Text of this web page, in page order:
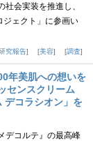
会実装を推進し、
ジェクト」に参画い
究報告 美容 調査
年美肌への想いを
センスクリーム
デコラシオン」を
デコルテ』の最高峰